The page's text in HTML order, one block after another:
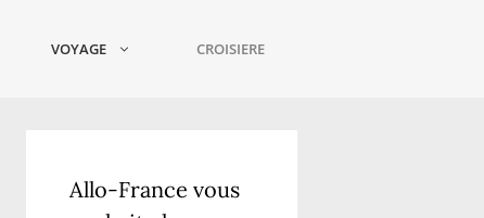
VOYAGE CROISIERE
Allo-France vous